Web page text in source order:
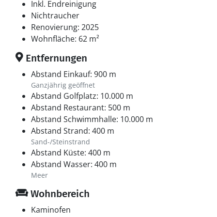
Kattegat Center besuchen und Haie und Pinguine
bestaunen kannst. Im Süden von Djursland kannst du
die alte Marktstadt Ebeltoft, den Naturnationalpark
Mols Bjerge, den Ree Park Safari, den Skandinavisk
Dyrepark und vieles mehr erleben.
Inkl. Endreinigung
Nichtraucher
Renovierung: 2025
Wohnfläche: 62 m²
Entfernungen
Abstand Einkauf: 900 m
Ganzjährig geöffnet
Abstand Golfplatz: 10.000 m
Abstand Restaurant: 500 m
Abstand Schwimmhalle: 10.000 m
Abstand Strand: 400 m
Sand-/Steinstrand
Abstand Küste: 400 m
Abstand Wasser: 400 m
Meer
Wohnbereich
Kaminofen